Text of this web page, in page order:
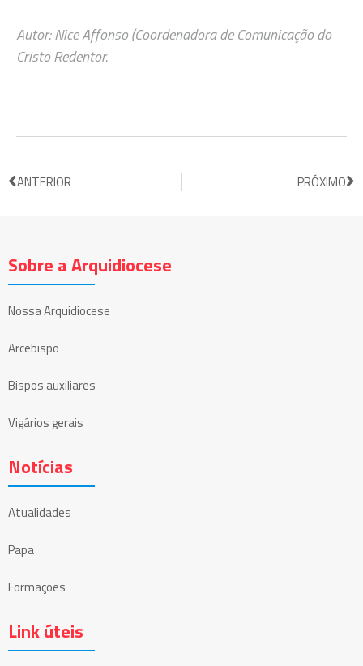
Autor: Nice Affonso (Coordenadora de Comunicação do
Cristo Redentor.
ANTERIOR PRÓXIMO
Sobre a Arquidiocese
Nossa Arquidiocese
Arcebispo
Bispos auxiliares
Vigários gerais
Notícias
Atualidades
Papa
Formações
Link úteis